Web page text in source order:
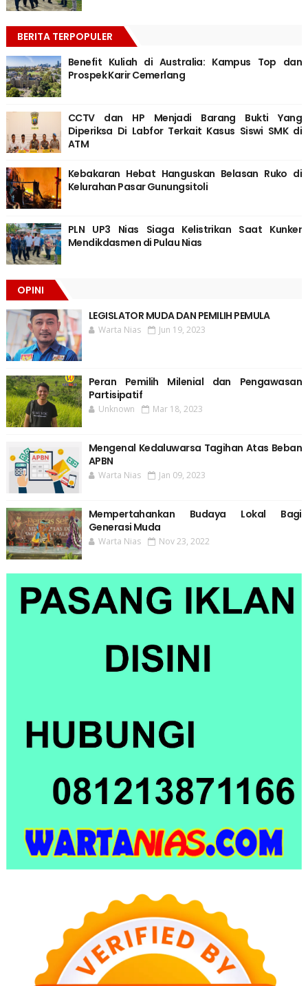
BERITA TERPOPULER
Benefit Kuliah di Australia: Kampus Top dan
Prospek Karir Cemerlang
CCTV dan HP Menjadi Barang Bukti Yang
Diperiksa Di Labfor Terkait Kasus Siswi SMK di
ATM
Kebakaran Hebat Hanguskan Belasan Ruko di
Kelurahan Pasar Gunungsitoli
PLN UP3 Nias Siaga Kelistrikan Saat Kunker
Mendikdasmen di Pulau Nias
OPINI
LEGISLATOR MUDA DAN PEMILIH PEMULA
Warta Nias Jun 19, 2023
Peran Pemilih Milenial dan Pengawasan
Partisipatif
Unknown Mar 18, 2023
Mengenal Kedaluwarsa Tagihan Atas Beban
APBN
Warta Nias Jan 09, 2023
Mempertahankan Budaya Lokal Bagi
Generasi Muda
Warta Nias Nov 23, 2022